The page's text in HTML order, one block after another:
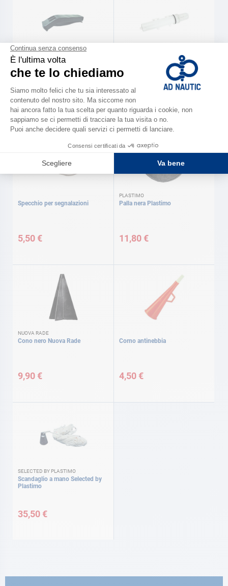
4WATER
3,20 €
Lampada flash galleggiante
Euromarine
28,00 €
Specchio per segnalazioni
5,50 €
PLASTIMO
Palla nera Plastimo
11,80 €
NUOVA RADE
Cono nero Nuova Rade
9,90 €
Corno antinebbia
4,50 €
SELECTED BY PLASTIMO
Scandaglio a mano Selected by
Plastimo
35,50 €